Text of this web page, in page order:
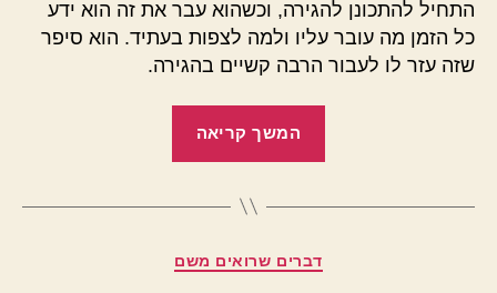
התחיל להתכונן להגירה, וכשהוא עבר את זה הוא ידע
כל הזמן מה עובר עליו ולמה לצפות בעתיד. הוא סיפר
שזה עזר לו לעבור הרבה קשיים בהגירה.
המשך קריאה
קטגוריות
דברים שרואים משם